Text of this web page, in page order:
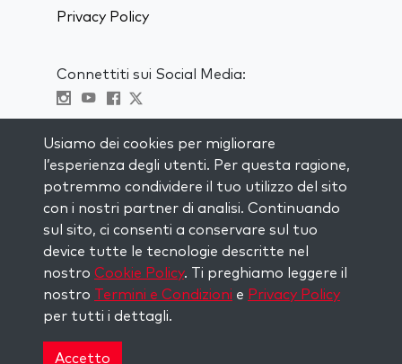
Privacy Policy
Connettiti sui Social Media:
RIMANI AGGIORNATO
Iscriviti alla nostra mailing list e ricevi
ispirazione ogni settimana nella tua
casella di posta.
Iscriviti
reserved.
Usiamo dei cookies per migliorare
l’esperienza degli utenti. Per questa ragione,
potremmo condividere il tuo utilizzo del sito
con i nostri partner di analisi. Continuando
sul sito, ci consenti a conservare sul tuo
device tutte le tecnologie descritte nel
nostro Cookie Policy. Ti preghiamo leggere il
nostro Termini e Condizioni e Privacy Policy
per tutti i dettagli.
Accetto